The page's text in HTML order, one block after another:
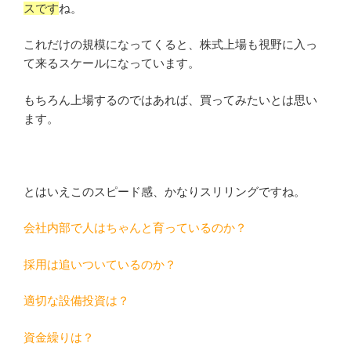
スですね。
これだけの規模になってくると、株式上場も視野に入っ
て来るスケールになっています。
もちろん上場するのではあれば、買ってみたいとは思い
ます。
とはいえこのスピード感、かなりスリリングですね。
会社内部で人はちゃんと育っているのか？
採用は追いついているのか？
適切な設備投資は？
資金繰りは？